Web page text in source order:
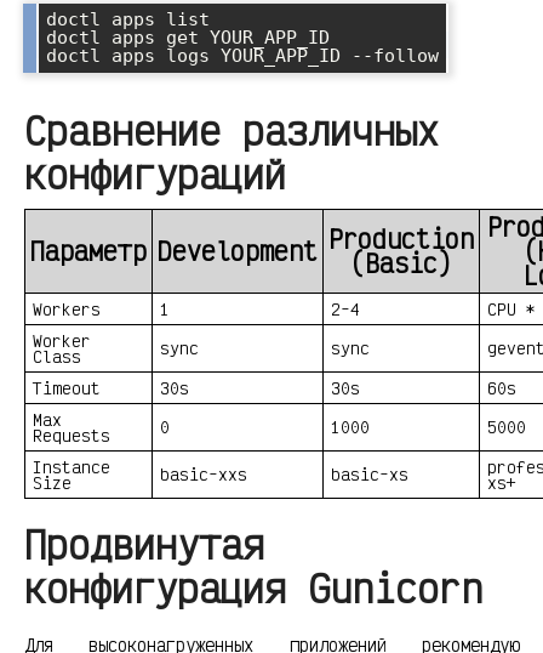
doctl apps list
doctl apps get YOUR_APP_ID
Сравнение различных
конфигураций
Параметр Development Production
(Basic)
Workers 1 2-4
CPU
Worker
Class sync sync
Timeout
30s 30s
60s
Max
Requests 0 1000
5000
Instance
Size basic-xxs basic-xs xs+
Продвинутая
конфигурация Gunicorn
Для высоконагруженных приложений рекомендую